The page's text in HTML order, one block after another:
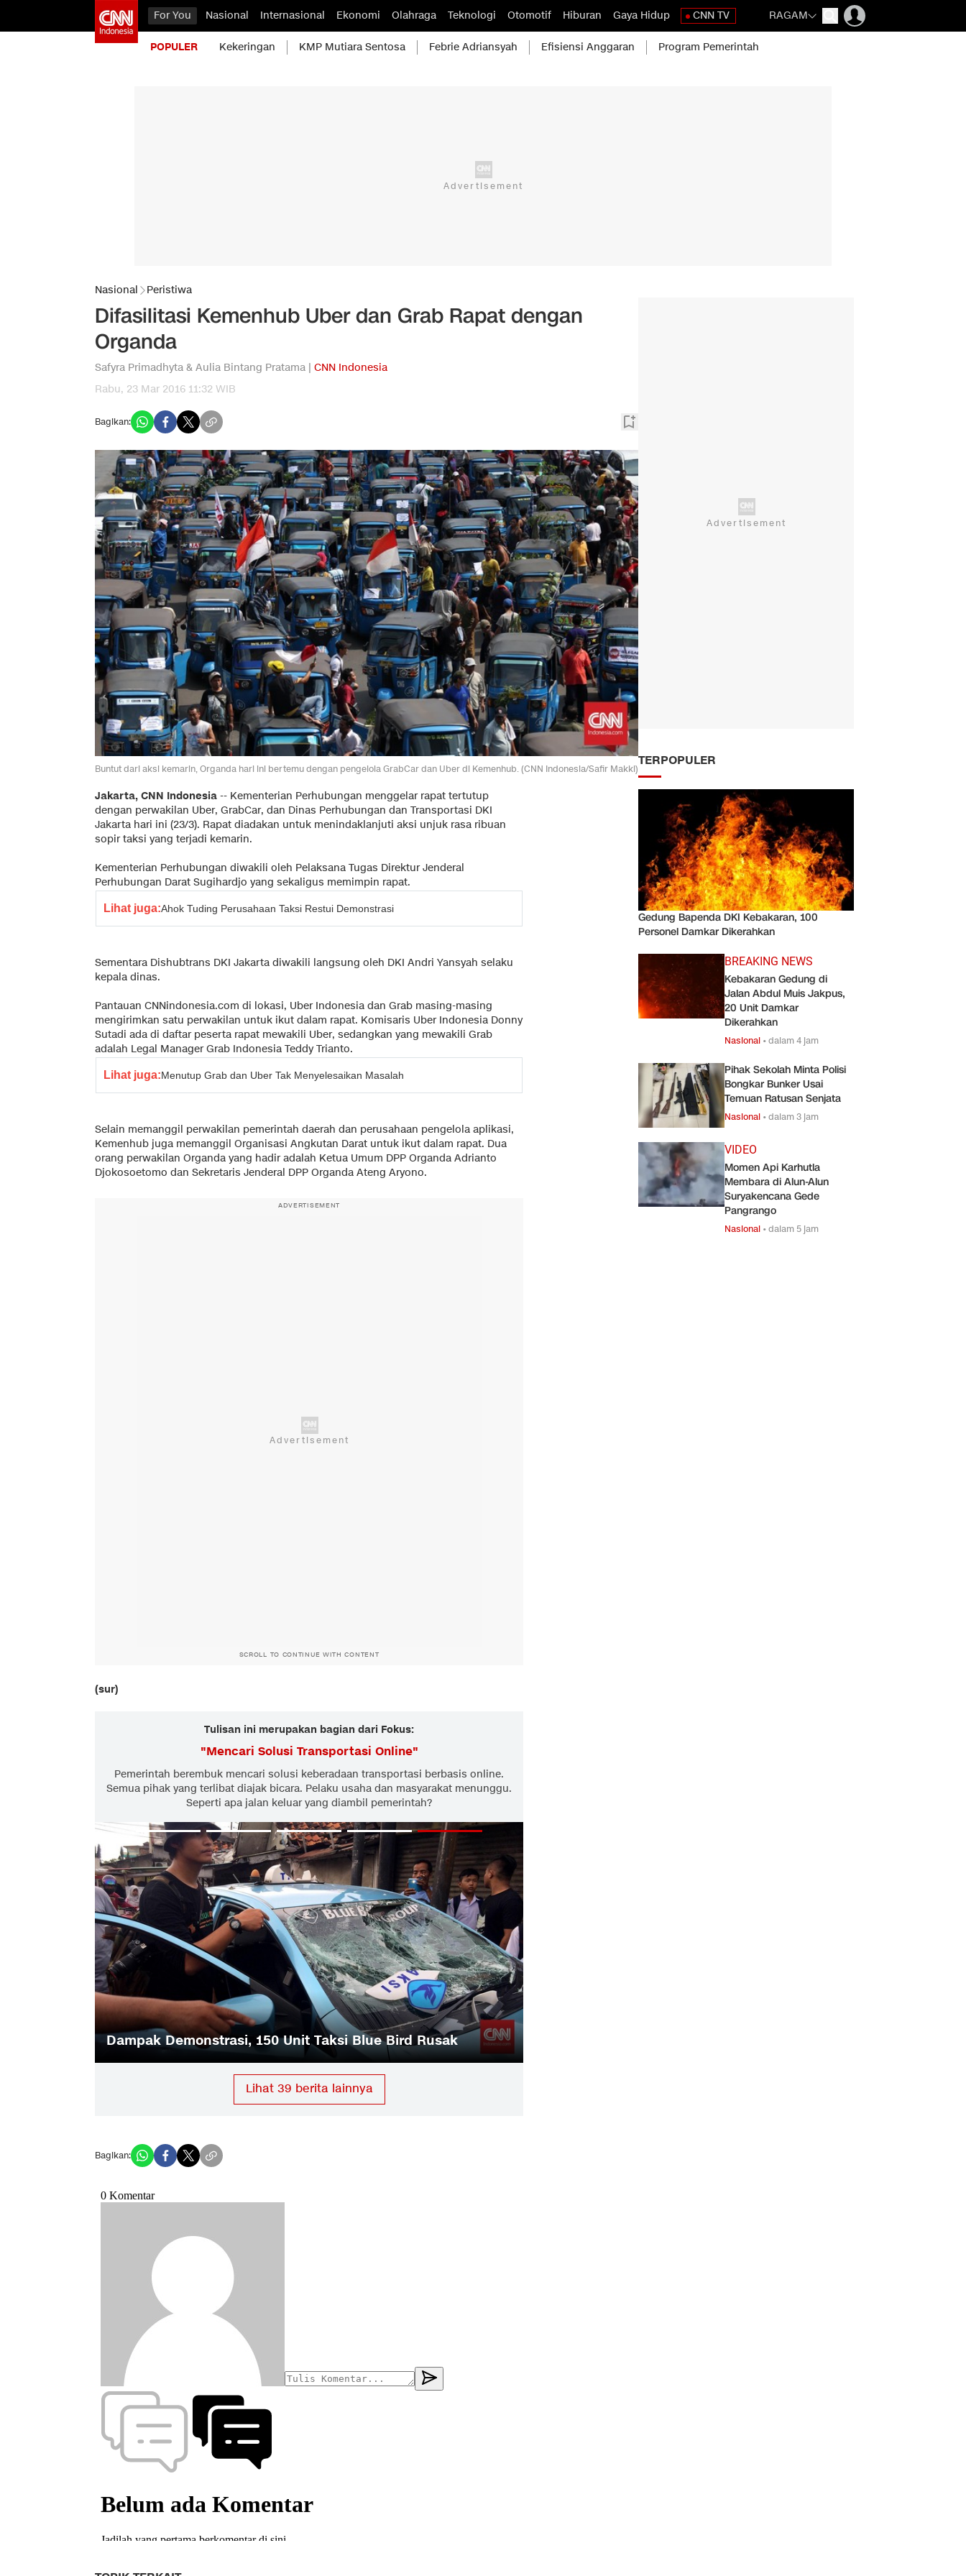
For You Nasional Internasional Ekonomi Olahraga Teknologi Otomotif Hiburan Gaya Hidup CNN TV RAGAM
POPULER Kekeringan KMP Mutiara Sentosa Febrie Adriansyah Efisiensi Anggaran Program Pemerintah
Nasional Peristiwa
Difasilitasi Kemenhub Uber dan Grab Rapat dengan
Organda
Safyra Primadhyta & Aulia Bintang Pratama | CNN Indonesia
Rabu, 23 Mar 2016 11:32 WIB
Bagikan:
Buntut dari aksi kemarin, Organda hari ini bertemu dengan pengelola GrabCar dan Uber di Kemenhub. (CNN Indonesia/Safir Makki)
Jakarta, CNN Indonesia -- Kementerian Perhubungan menggelar rapat tertutup
dengan perwakilan Uber, GrabCar, dan Dinas Perhubungan dan Transportasi DKI
Jakarta hari ini (23/3). Rapat diadakan untuk menindaklanjuti aksi unjuk rasa ribuan
sopir taksi yang terjadi kemarin.
Kementerian Perhubungan diwakili oleh Pelaksana Tugas Direktur Jenderal
Perhubungan Darat Sugihardjo yang sekaligus memimpin rapat.
Lihat juga:Ahok Tuding Perusahaan Taksi Restui Demonstrasi
Sementara Dishubtrans DKI Jakarta diwakili langsung oleh DKI Andri Yansyah selaku
kepala dinas.
Pantauan CNNindonesia.com di lokasi, Uber Indonesia dan Grab masing-masing
mengirimkan satu perwakilan untuk ikut dalam rapat. Komisaris Uber Indonesia Donny
Sutadi ada di daftar peserta rapat mewakili Uber, sedangkan yang mewakili Grab
adalah Legal Manager Grab Indonesia Teddy Trianto.
Lihat juga:Menutup Grab dan Uber Tak Menyelesaikan Masalah
Selain memanggil perwakilan pemerintah daerah dan perusahaan pengelola aplikasi,
Kemenhub juga memanggil Organisasi Angkutan Darat untuk ikut dalam rapat. Dua
orang perwakilan Organda yang hadir adalah Ketua Umum DPP Organda Adrianto
Djokosoetomo dan Sekretaris Jenderal DPP Organda Ateng Aryono.
ADVERTISEMENT
SCROLL TO CONTINUE WITH CONTENT
(sur)
Tulisan ini merupakan bagian dari Fokus:
"Mencari Solusi Transportasi Online"
Pemerintah berembuk mencari solusi keberadaan transportasi berbasis online.
Semua pihak yang terlibat diajak bicara. Pelaku usaha dan masyarakat menunggu.
Seperti apa jalan keluar yang diambil pemerintah?
Dampak Demonstrasi, 150 Unit Taksi Blue Bird Rusak
Lihat 39 berita lainnya
Bagikan:
TERPOPULER
Gedung Bapenda DKI Kebakaran, 100
Personel Damkar Dikerahkan
BREAKING NEWS
Kebakaran Gedung di
Jalan Abdul Muis Jakpus,
20 Unit Damkar
Dikerahkan
Nasional •dalam 4 jam
Pihak Sekolah Minta Polisi
Bongkar Bunker Usai
Temuan Ratusan Senjata
Nasional •dalam 3 jam
VIDEO
Momen Api Karhutla
Membara di Alun-Alun
Suryakencana Gede
Pangrango
Nasional •dalam 5 jam